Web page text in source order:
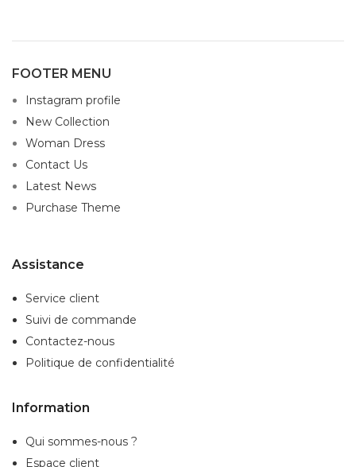
FOOTER MENU
Instagram profile
New Collection
Woman Dress
Contact Us
Latest News
Purchase Theme
Assistance
Service client
Suivi de commande
Contactez-nous
Politique de confidentialité
Information
Qui sommes-nous ?
Espace client